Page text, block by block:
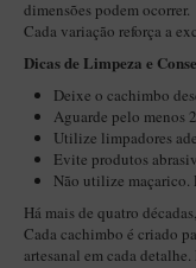
Jateado
Maestro Compacto
MONTE SEU KIT/
Blends Para
Cachimbos
Limpadores para
Suportes
dimensões podem ocorrer.
Cada variação reforça a
Dicas de Limpeza e
Deixe o cachimbo
Aguarde pelo menos
Utilize limpadores
Evite produtos
Não utilize maçarico.
Há mais de quatro
Cada cachimbo é criado
artesanal em cada